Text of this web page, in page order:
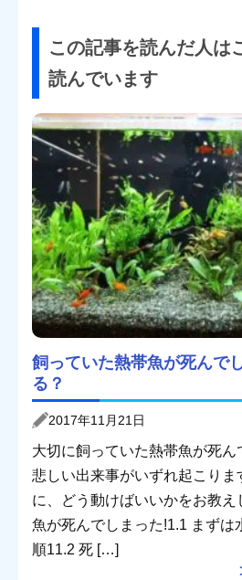
この記事を読んだ人は
読んでいます
飼っていた熱帯魚が死んで
る？
2017年11月21日
大切に飼っていた熱帯魚が死ん
悲しい出来事がいずれ起こりま
に、どう動けばいいかをお教
魚が死んでしまった!1.1 まず
順11.2 死 […]